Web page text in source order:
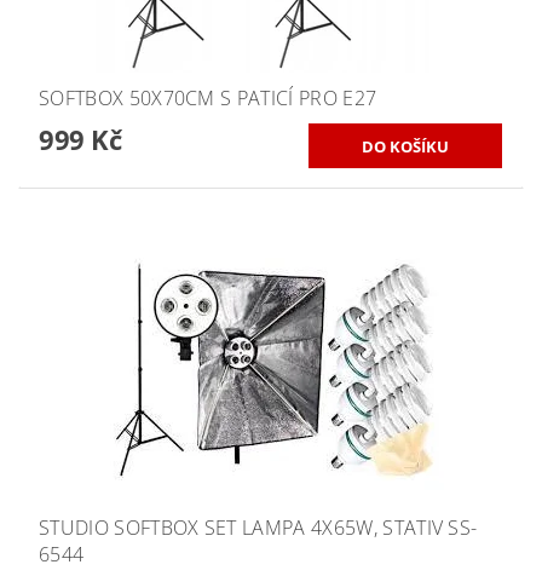
SOFTBOX 50X70CM S PATICÍ PRO E27
999 Kč
STUDIO SOFTBOX SET LAMPA 4X65W, STATIV SS-
6544